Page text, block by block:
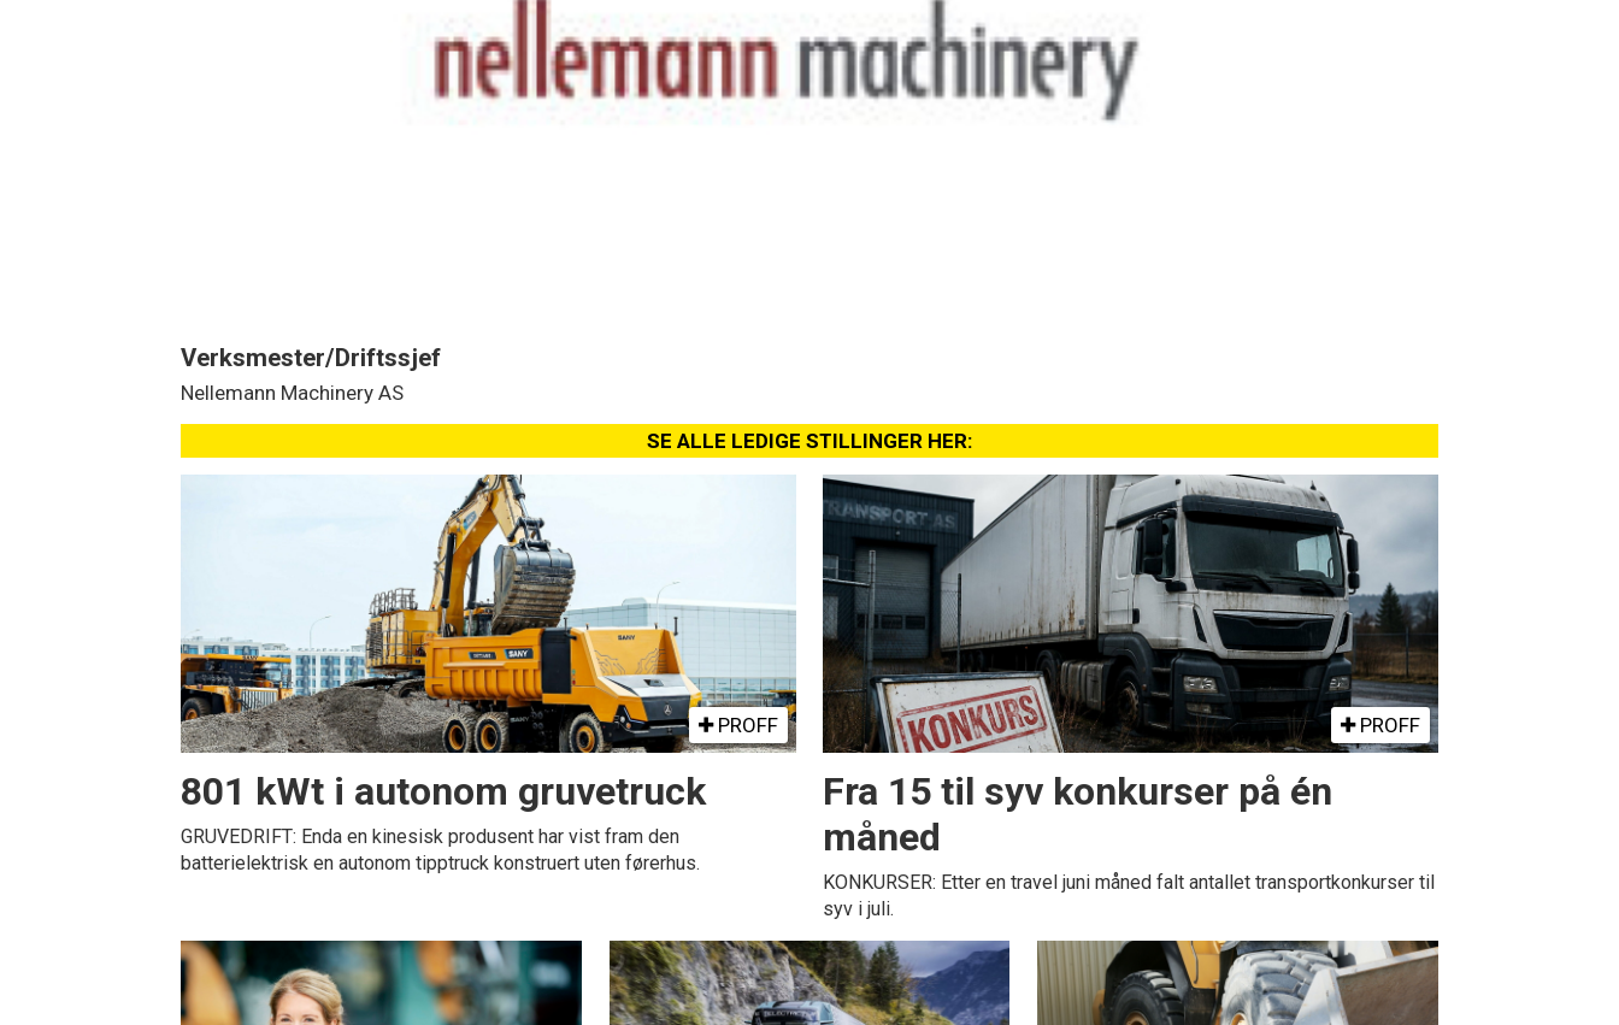
Verksmester/Driftssjef
Nellemann Machinery AS
SE ALLE LEDIGE STILLINGER HER:
PROFF
801 kWt i autonom gruvetruck
GRUVEDRIFT: Enda en kinesisk produsent har vist fram den
batterielektrisk en autonom tipptruck konstruert uten førerhus.
PROFF
Fra 15 til syv konkurser på én
måned
KONKURSER: Etter en travel juni måned falt antallet transportkonkurser til
syv i juli.